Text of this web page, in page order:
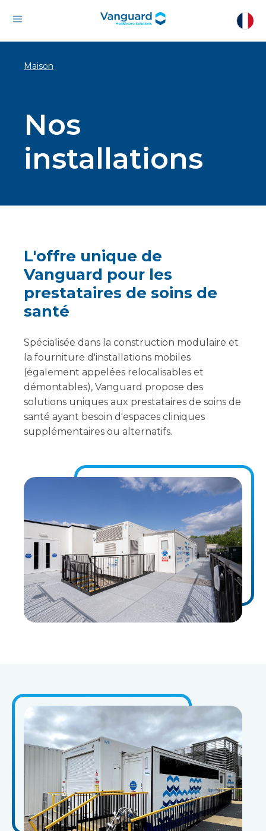
Maison
Nos
installations
L'offre unique de
Vanguard pour les
prestataires de soins de
santé
Spécialisée dans la construction modulaire et
la fourniture d'installations mobiles
(également appelées relocalisables et
démontables), Vanguard propose des
solutions uniques aux prestataires de soins de
santé ayant besoin d'espaces cliniques
supplémentaires ou alternatifs.